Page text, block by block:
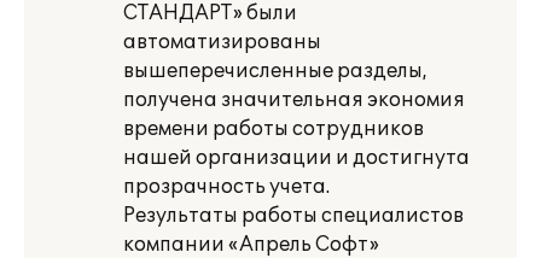
СТАНДАРТ» были
автоматизированы
вышеперечисленные разделы,
получена значительная экономия
времени работы сотрудников
нашей организации и достигнута
прозрачность учета.
Результаты работы специалистов
компании «Апрель Софт»